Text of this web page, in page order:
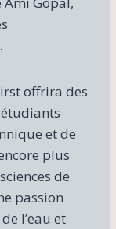
offrira des
et de
plus
de
passion
l’eau et